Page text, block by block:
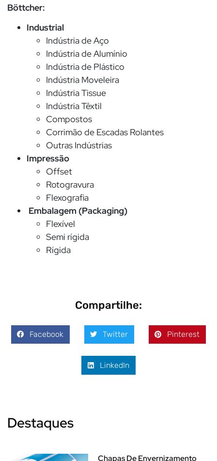
Böttcher:
Industrial
Indústria de Aço
Indústria de Alumínio
Indústria de Plástico
Indústria Moveleira
Indústria Tissue
Indústria Têxtil
Compostos
Corrimão de Escadas Rolantes
Outras Indústrias
Impressão
Offset
Rotogravura
Flexografia
Embalagem (Packaging)
Flexível
Semi rígida
Rígida
Compartilhe:
Facebook Twitter Pinterest
LinkedIn
Destaques
Chapas De Envernizamento